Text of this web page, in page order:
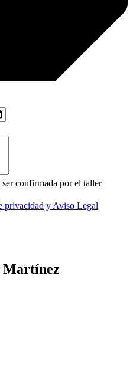
confirmada por el taller
privacidad y Aviso Legal
Martínez